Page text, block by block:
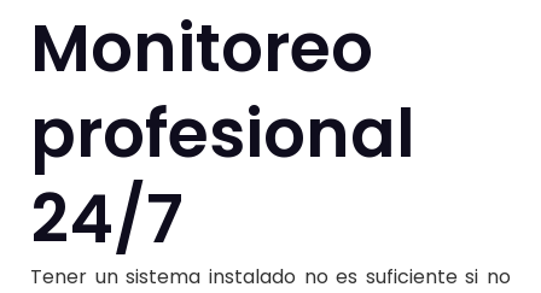
Monitoreo
profesional
24/7
Tener un sistema instalado no es suficiente si no